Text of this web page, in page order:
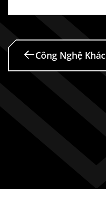
Công Nghệ Khác